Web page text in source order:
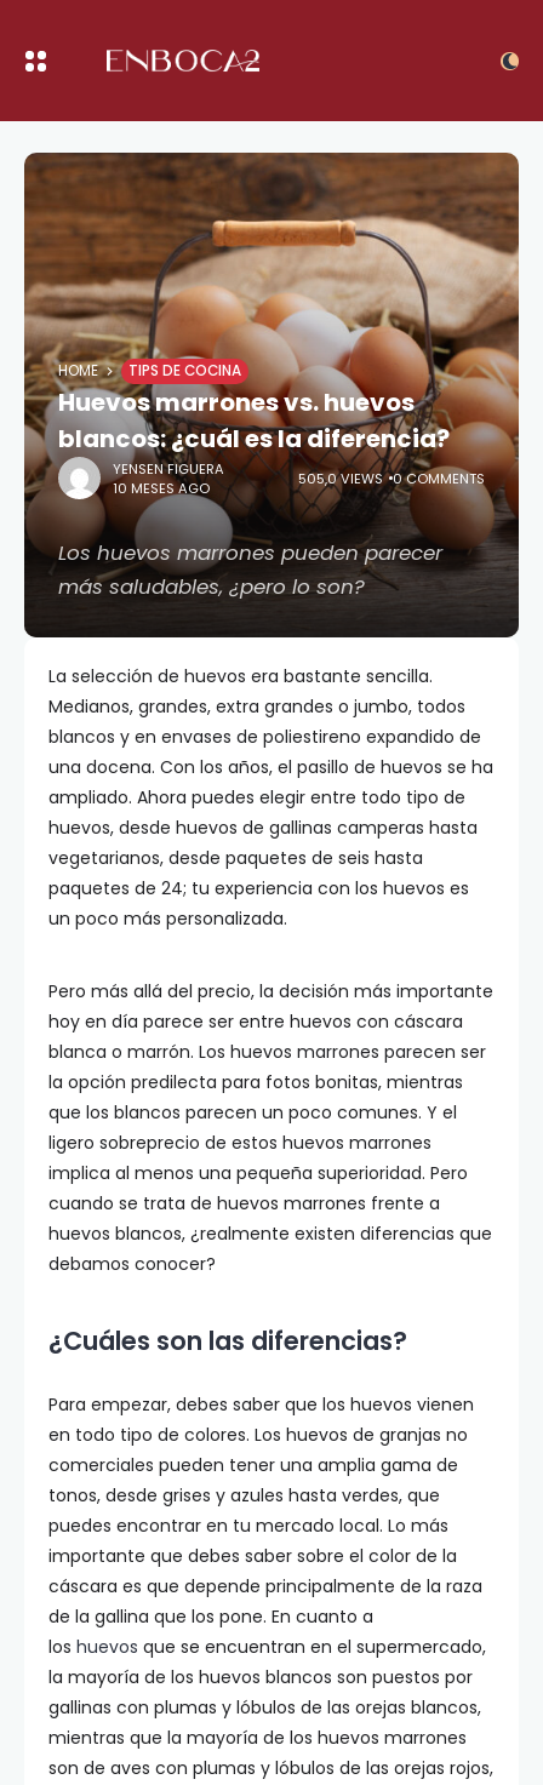
HOME TIPS DE COCINA
Huevos marrones vs. huevos
blancos: ¿cuál es la diferencia?
YENSEN FIGUERA
10 MESES AGO
505,0 VIEWS 0 COMMENTS
Los huevos marrones pueden parecer
más saludables, ¿pero lo son?
La selección de huevos era bastante sencilla.
Medianos, grandes, extra grandes o jumbo, todos
blancos y en envases de poliestireno expandido de
una docena. Con los años, el pasillo de huevos se ha
ampliado. Ahora puedes elegir entre todo tipo de
huevos, desde huevos de gallinas camperas hasta
vegetarianos, desde paquetes de seis hasta
paquetes de 24; tu experiencia con los huevos es
un poco más personalizada.
Pero más allá del precio, la decisión más importante
hoy en día parece ser entre huevos con cáscara
blanca o marrón. Los huevos marrones parecen ser
la opción predilecta para fotos bonitas, mientras
que los blancos parecen un poco comunes. Y el
ligero sobreprecio de estos huevos marrones
implica al menos una pequeña superioridad. Pero
cuando se trata de huevos marrones frente a
huevos blancos, ¿realmente existen diferencias que
debamos conocer?
¿Cuáles son las diferencias?
Para empezar, debes saber que los huevos vienen
en todo tipo de colores. Los huevos de granjas no
comerciales pueden tener una amplia gama de
tonos, desde grises y azules hasta verdes, que
puedes encontrar en tu mercado local. Lo más
importante que debes saber sobre el color de la
cáscara es que depende principalmente de la raza
de la gallina que los pone. En cuanto a
los huevos que se encuentran en el supermercado,
la mayoría de los huevos blancos son puestos por
gallinas con plumas y lóbulos de las orejas blancos,
mientras que la mayoría de los huevos marrones
son de aves con plumas y lóbulos de las orejas rojos,